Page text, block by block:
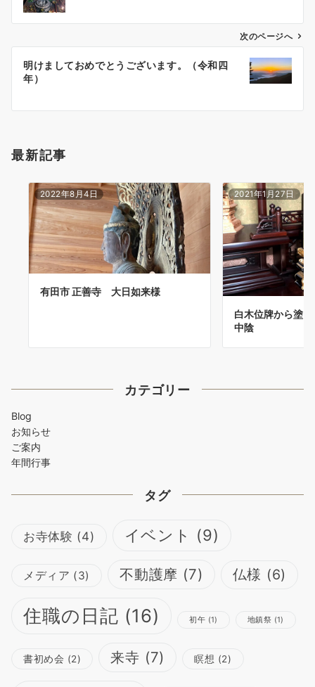
ン
次のページへ
明けましておめでとうございます。（令和四
年）
最新記事
2022年8月4日
有田市 正善寺 大日如来様
2021年1月27日
白木位牌から塗
中陰
カテゴリー
Blog
お知らせ
ご案内
年間行事
タグ
お寺体験 (4) イベント (9)
メディア (3) 不動護摩 (7) 仏様 (6)
住職の日記 (16) 初午 (1) 地鎮祭 (1)
書初め会 (2) 来寺 (7) 瞑想 (2)